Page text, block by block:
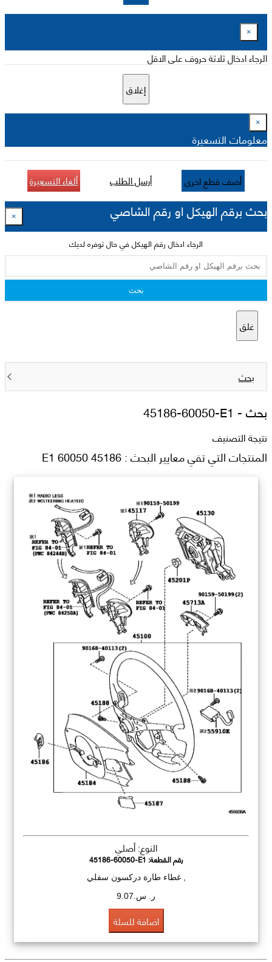
×
الرجاء ادخال ثلاثة حروف على الاقل
إغلاق
×
معلومات التسعيرة
أضف قطع اخرى أرسل الطلب ألغاء التسعيرة
بحث برقم الهيكل او رقم الشاصي ×
الرجاء ادخال رقم الهيكل في حال توفره لديك
بحث
غلق
بحث
بحث - 45186-60050-E1
نتيجة التصنيف
المنتجات التي تفي معايير البحث : 45186 60050 E1
النوع: أصلي
رقم القطعة: 45186-60050-E1
, غطاء طارة دركسون سفلي
ر. س.9.07
اضافة للسلة